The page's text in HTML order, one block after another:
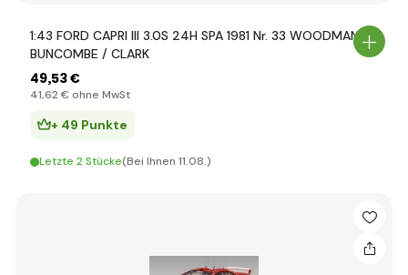
1:43 FORD CAPRI III 3.0S 24H SPA 1981 Nr. 33 WOODMAN /
BUNCOMBE / CLARK
49,53 €
41,62 € ohne MwSt
+ 49 Punkte
Letzte 2 Stücke(Bei Ihnen 11.08.)